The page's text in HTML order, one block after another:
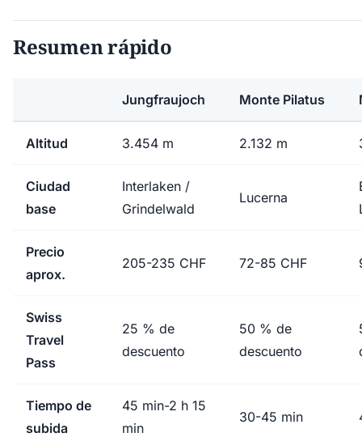
Resumen rápido
Jungfraujoch Monte Pilatus
Altitud 3.454 m 2.132 m
Ciudad
base
Interlaken /
Grindelwald
Lucerna
Precio
aprox.
205-235 CHF 72-85 CHF
Swiss
Travel
Pass
25 % de
descuento
50 % de
descuento
Tiempo de
subida
45 min-2 h 15
min
30-45 min